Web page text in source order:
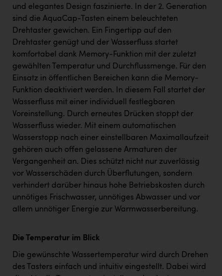
und elegantes Design faszinierte. In der 2. Generation
sind die AquaCap-Tasten einem beleuchteten
Drehtaster gewichen. Ein Fingertipp auf den
Drehtaster genügt und der Wasserfluss startet
komfortabel dank Memory-Funktion mit der zuletzt
gewählten Temperatur und Durchflussmenge. Für den
Einsatz in öffentlichen Bereichen kann die Memory-
Funktion deaktiviert werden. In diesem Fall startet der
Wasserfluss mit einer individuell festlegbaren
Voreinstellung. Durch erneutes Drücken stoppt der
Wasserfluss wieder. Mit einem automatischen
Wasserstopp nach einer einstellbaren Maximallaufzeit
gehören auch offen gelassene Armaturen der
Vergangenheit an. Dies schützt nicht nur zuverlässig
vor Wasserschäden durch Überflutungen, sondern
verhindert darüber hinaus hohe Betriebskosten durch
unnötiges Frischwasser, unnötiges Abwasser und vor
allem unnötiger Energie zur Warmwasserbereitung.
Die Temperatur im Blick
Die gewünschte Wassertemperatur wird durch Drehen
des Tasters einfach und intuitiv eingestellt. Dabei wird